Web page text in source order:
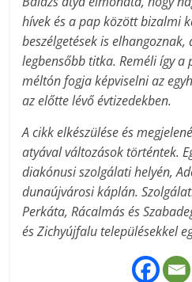
hívek és a pap között bizalmi
beszélgetések is
legbensőbb titka. Reméli így a
méltón fogja képviselni az
az előtte lévő évtizedekben.
A cikk elkészülése és
atyával változások történtek.
diakónusi szolgálati helyén,
dunaújvárosi káplán.
Perkáta, Rácalmás és
és Zichyújfalu településekkel